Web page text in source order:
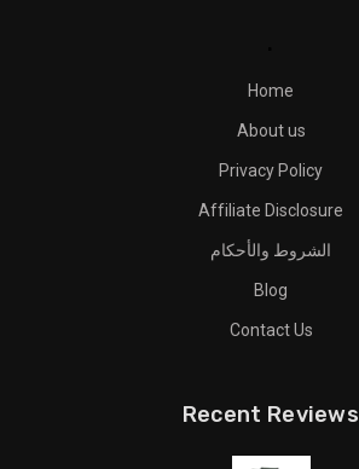
Home
About us
Privacy Policy
Affiliate Disclosure
الشروط والأحكام
Blog
Contact Us
Recent Reviews